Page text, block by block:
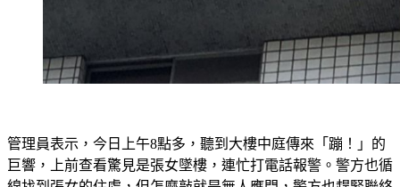
管理員表示，今日上午8點多，聽到大樓中庭傳來「蹦！」的
巨響，上前查看驚見是張女墜樓，連忙打電話報警。警方也循